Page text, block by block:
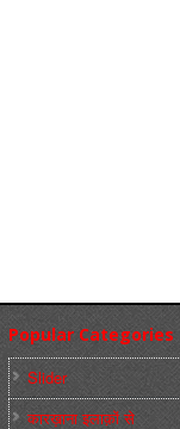
Popular Categories
Slider
कारख़ाना इलाक़ों से